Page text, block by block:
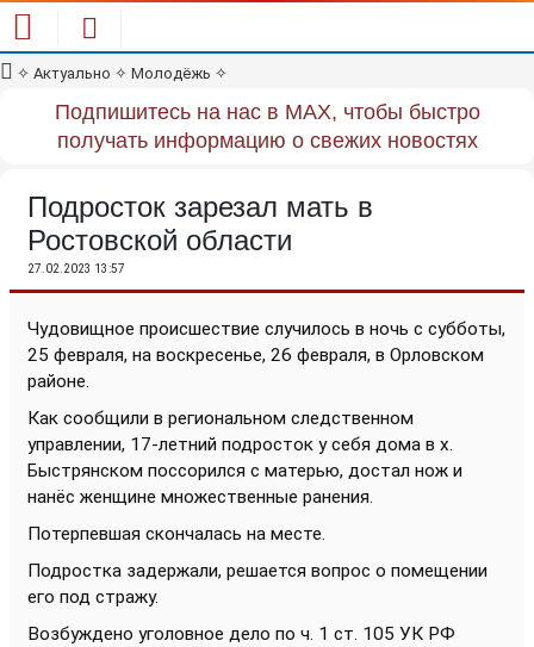
✧ Актуально ✧ Молодёжь ✧
Подпишитесь на нас в MAX, чтобы быстро
получать информацию о свежих новостях
Подросток зарезал мать в
Ростовской области
27.02.2023 13:57
Чудовищное происшествие случилось в ночь с субботы,
25 февраля, на воскресенье, 26 февраля, в Орловском
районе.
Как сообщили в региональном следственном
управлении, 17-летний подросток у себя дома в х.
Быстрянском поссорился с матерью, достал нож и
нанёс женщине множественные ранения.
Потерпевшая скончалась на месте.
Подростка задержали, решается вопрос о помещении
его под стражу.
Возбуждено уголовное дело по ч. 1 ст. 105 УК РФ